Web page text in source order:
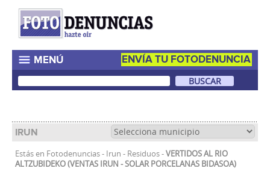
ENVÍA TU FOTODENUNCIA
MENÚ
IRUN
Estás en Fotodenuncias- Irun - Residuos-VERTIDOS AL RIO
ALTZUBIDEKO (VENTAS IRUN - SOLAR PORCELANAS BIDASOA)